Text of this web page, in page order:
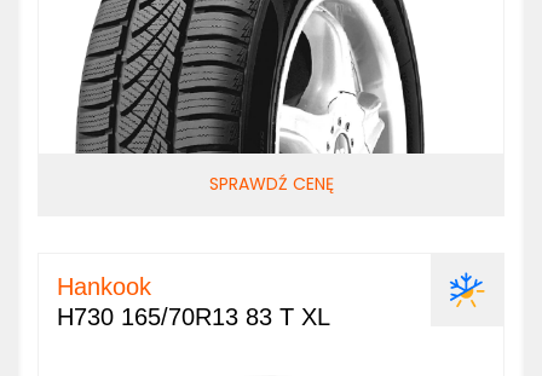
SPRAWDŹ CENĘ
Hankook
H730 165/70R13 83 T XL